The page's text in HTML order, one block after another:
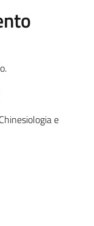
e